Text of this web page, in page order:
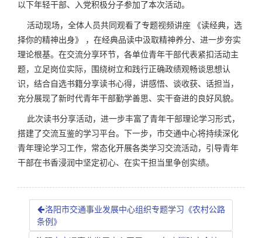
以下年轻干部、入党积极分子参加了本次活动。
活动现场，全体人员共同观看了专题视频讲座 《读经典，选
择你的精神出身》 ，在经典品读中汲取精神养分、进一步夯实
理论根基。在交流分享环节，各单位青年干部代表紧扣活动主
题，立足岗位实际，围绕树立和践行正确政绩观畅谈思想认
识，结合自选书籍分享读书心得，讲感悟、谈收获、话担当，
充分展现了新时代青年干部勤学善思、实干奋进的良好风貌。
此次读书分享活动，进一步丰富了青年干部理论学习形式，
搭建了交流互鉴的学习平台。下一步，市交通中心将持续深化
青年理论学习工作，常态化开展各类学习交流活动，引导青年
干部在书香浸润中坚定初心、在实干担当里争创实绩。
洛阳市交通事业发展中心组织专题学习《农村公路
条例》